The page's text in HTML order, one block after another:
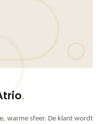
warme sfeer. De klant wordt